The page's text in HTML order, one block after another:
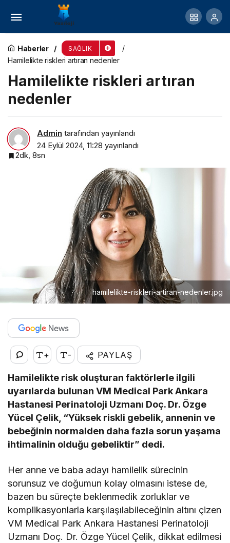
Haberler SAĞLIK
Hamilelikte riskleri artıran nedenler
Hamilelikte riskleri artıran
nedenler
Admin tarafından yayınlandı
24 Eylül 2024, 11:28 yayınlandı
2dk, 8sn
hamilelikte-riskleri-artiran-nedenler.jpg
+ - PAYLAŞ
Hamilelikte risk oluşturan faktörlerle ilgili
uyarılarda bulunan VM Medical Park Ankara
Hastanesi Perinatoloji Uzmanı Doç. Dr. Özge
Yücel Çelik, “Yüksek riskli gebelik, annenin ve
bebeğinin normalden daha fazla sorun yaşama
ihtimalinin olduğu gebeliktir” dedi.
Her anne ve baba adayı hamilelik sürecinin
sorunsuz ve doğumun kolay olmasını istese de,
bazen bu süreçte beklenmedik zorluklar ve
komplikasyonlarla karşılaşılabileceğinin altını çizen
VM Medical Park Ankara Hastanesi Perinatoloji
Uzmanı Doç. Dr. Özge Yücel Çelik, dikkat edilmesi
Meme kanserinde ihmale gelmez 5 belirti!